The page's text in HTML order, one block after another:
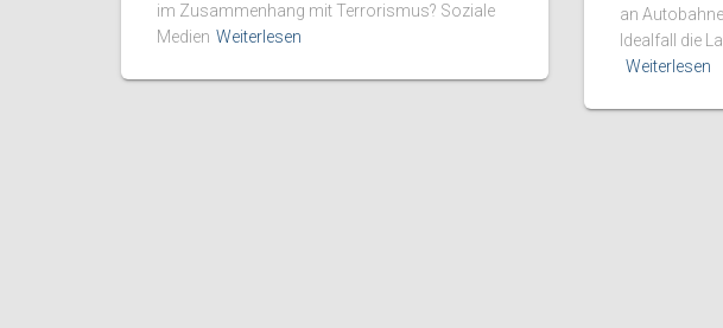
im Zusammenhang mit Terrorismus? Soziale
Medien Weiterlesen
an
Idealfall die
Weiterlesen